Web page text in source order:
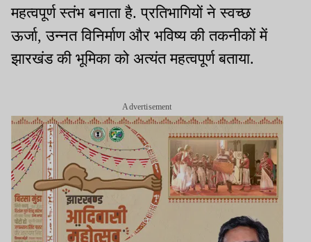
महत्वपूर्ण स्तंभ बनाता है. प्रतिभागियों ने स्वच्छ
ऊर्जा, उन्नत विनिर्माण और भविष्य की तकनीकों में
झारखंड की भूमिका को अत्यंत महत्वपूर्ण बताया.
Advertisement